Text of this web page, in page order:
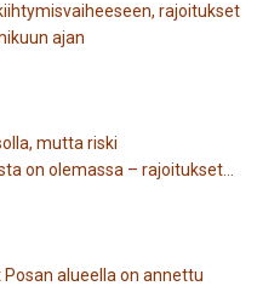
rajoitukset
ajan
mutta riski
on olemassa – rajoitukset
alueella on annettu